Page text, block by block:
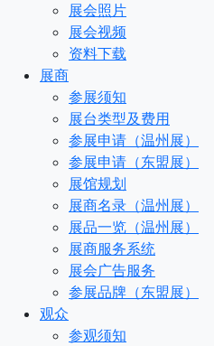
展会照片
展会视频
资料下载
展商
参展须知
展台类型及费用
参展申请（温州展）
参展申请（东盟展）
展馆规划
展商名录（温州展）
展品一览（温州展）
展商服务系统
展会广告服务
参展品牌（东盟展）
观众
参观须知